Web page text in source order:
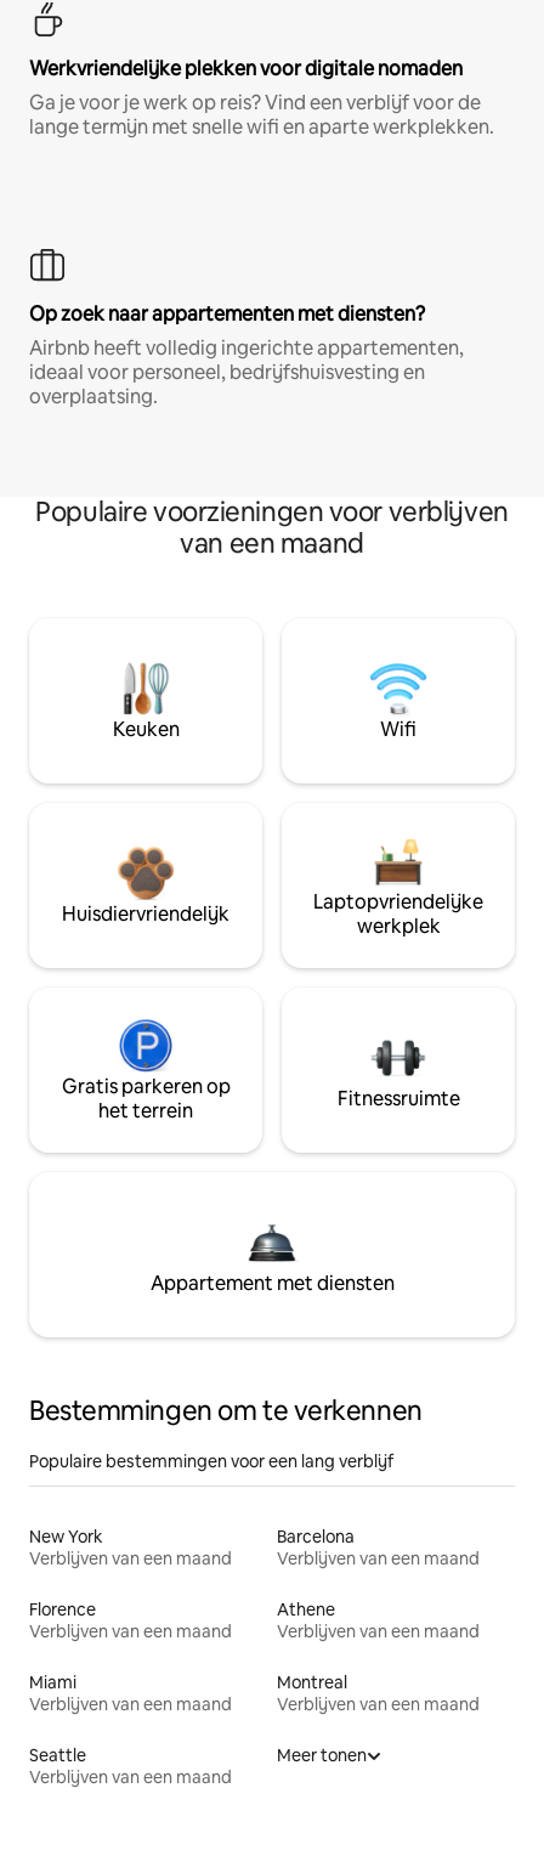
Werkvriendelijke plekken voor digitale nomaden
Ga je voor je werk op reis? Vind een verblijf voor de
lange termijn met snelle wifi en aparte werkplekken.
Op zoek naar appartementen met diensten?
Airbnb heeft volledig ingerichte appartementen,
ideaal voor personeel, bedrijfshuisvesting en
overplaatsing.
Populaire voorzieningen voor verblijven
van een maand
Keuken Wifi
Huisdiervriendelijk
Laptopvriendelijke
werkplek
Gratis parkeren op
het terrein
Fitnessruimte
Appartement met diensten
Bestemmingen om te verkennen
Populaire bestemmingen voor een lang verblijf
New York
Verblijven van een maand
Barcelona
Verblijven van een maand
Florence
Verblijven van een maand
Athene
Verblijven van een maand
Miami
Verblijven van een maand
Montreal
Verblijven van een maand
Seattle
Verblijven van een maand
Meer tonen